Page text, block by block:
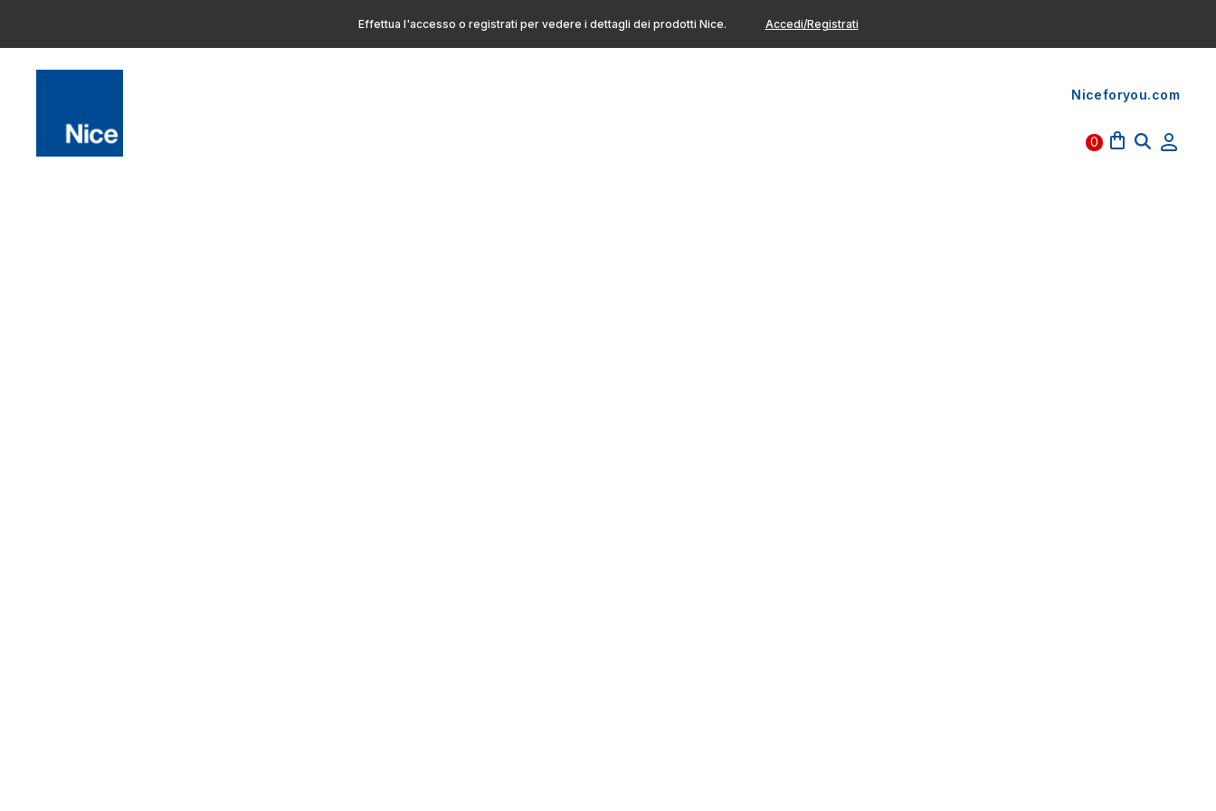
Effettua l'accesso o registrati per vedere i dettagli dei prodotti Nice. Accedi/Registrati
Niceforyou.com
0